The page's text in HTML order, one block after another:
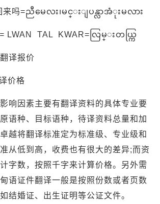
来吗=ညီမေလး၊မင္းျပန္လာအံုးမလား
LWAN TAL KWAR=လြမ္းတယ္ကြ
译报价
价格
响因素主要有翻译资料的具体专业要
语种、目标语种，待译资料总量和加
越将翻译标准定为标准级、专业级和
从低到高，收费也有很大的差异;而资
字数，按照千字来计算价格。另外需
语证件翻译一般是按照份数或者页数
结婚证、出生证明等公证文件。